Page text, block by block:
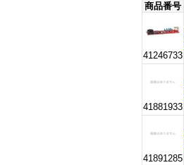
商品番号
41246733
41881933
41891285